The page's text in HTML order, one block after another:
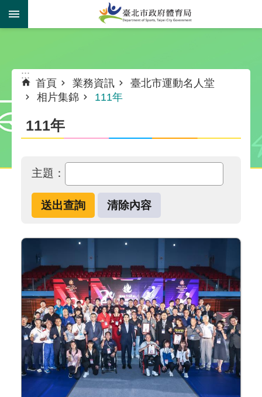
跳到主要內容區塊
:::
首頁 業務資訊
臺北市運動名人堂
相片集錦
111年
111年
主題：